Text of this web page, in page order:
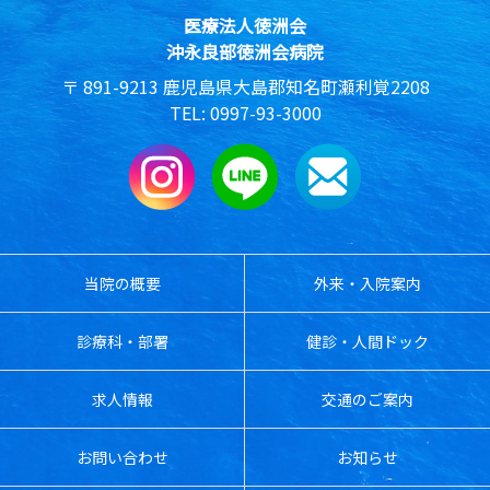
医療法人徳洲会
沖永良部徳洲会病院
891-9213 鹿児島県大島郡知名町瀬利覚2208
0997-93-3000
当院の概要 外来・入院案内
診療科・部署 健診・人間ドック
求人情報 交通のご案内
お問い合わせ お知らせ